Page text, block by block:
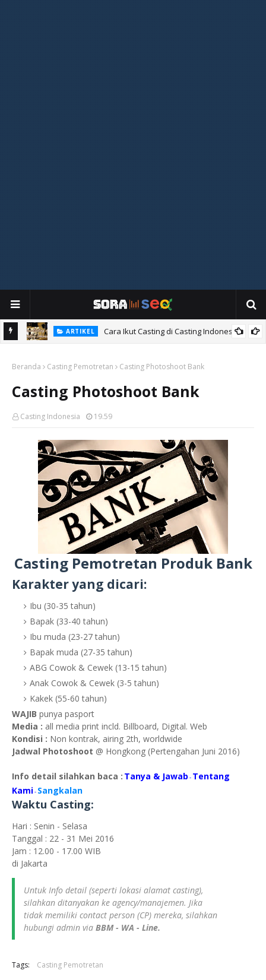
ARTIKEL Cara Ikut Casting di Casting Indonesia
Beranda Casting Pemotretan Casting Photoshoot Bank
Casting Photoshoot Bank
Casting Indonesia 19.59
Casting Pemotretan Produk Bank
Karakter yang dicari:
Ibu (30-35 tahun)
Bapak (33-40 tahun)
Ibu muda (23-27 tahun)
Bapak muda (27-35 tahun)
ABG Cowok & Cewek (13-15 tahun)
Anak Cowok & Cewek (3-5 tahun)
Kakek (55-60 tahun)
WAJIB punya pasport
Media : all media print incld. Billboard, Digital. Web
Kondisi : Non kontrak, airing 2th, worldwide
Jadwal Photoshoot @ Hongkong (Pertengahan Juni 2016)
Info detail silahkan baca : Tanya & Jawab - Tentang
Kami - Sangkalan
Waktu Casting:
Hari : Senin - Selasa
Tanggal : 22 - 31 Mei 2016
Jam : 12.00 - 17.00 WIB
di Jakarta
Untuk Info detail (seperti lokasi alamat casting),
silahkan ditanyakan ke agency/manajemen. Jika
tidak memiliki contact person (CP) mereka, silahkan
hubungi admin via BBM - WA - Line.
Tags: Casting Pemotretan